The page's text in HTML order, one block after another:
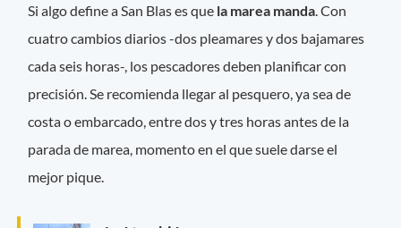
Si algo define a San Blas es que la marea manda. Con
cuatro cambios diarios -dos pleamares y dos bajamares
cada seis horas-, los pescadores deben planificar con
precisión. Se recomienda llegar al pesquero, ya sea de
costa o embarcado, entre dos y tres horas antes de la
parada de marea, momento en el que suele darse el
mejor pique.